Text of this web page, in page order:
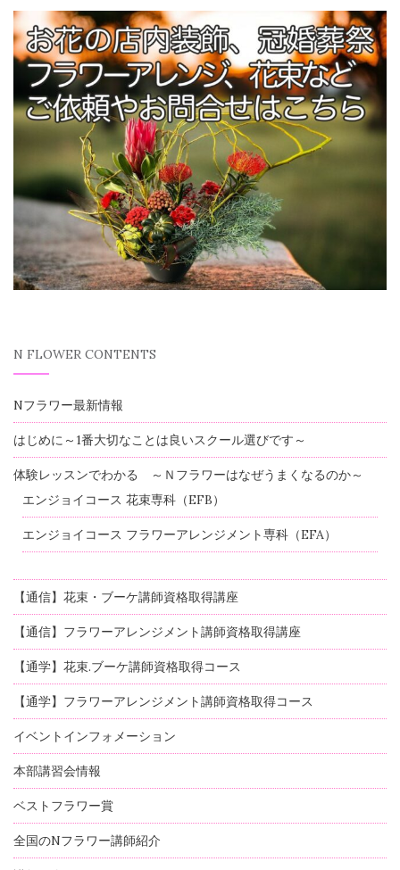
N FLOWER CONTENTS
Nフラワー最新情報
はじめに～1番大切なことは良いスクール選びです～
体験レッスンでわかる ～Ｎフラワーはなぜうまくなるのか～
エンジョイコース 花束専科（EFB）
エンジョイコース フラワーアレンジメント専科（EFA）
【通信】花束・ブーケ講師資格取得講座
【通信】フラワーアレンジメント講師資格取得講座
【通学】花束.ブーケ講師資格取得コース
【通学】フラワーアレンジメント講師資格取得コース
イベントインフォメーション
本部講習会情報
ベストフラワー賞
全国のNフラワー講師紹介